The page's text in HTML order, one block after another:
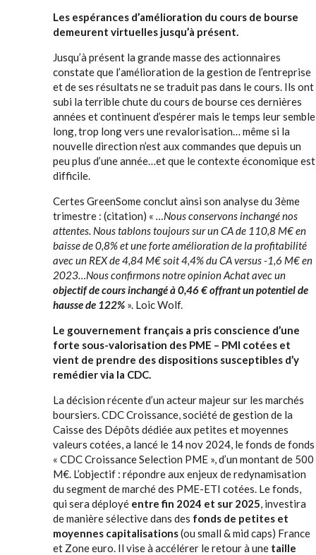
Les espérances d’amélioration du cours de bourse
demeurent virtuelles jusqu’à présent.
Jusqu’à présent la grande masse des actionnaires
constate que l’amélioration de la gestion de l’entreprise
et de ses résultats ne se traduit pas dans le cours. Ils ont
subi la terrible chute du cours de bourse ces dernières
années et continuent d’espérer mais le temps leur semble
long, trop long vers une revalorisation… même si la
nouvelle direction n’est aux commandes que depuis un
peu plus d’une année…et que le contexte économique est
difficile.
Certes GreenSome conclut ainsi son analyse du 3ème
trimestre : (citation) « …Nous conservons inchangé nos
attentes. Nous tablons toujours sur un CA de 110,8 M€ en
baisse de 0,8% et une forte amélioration de la profitabilité
avec un REX de 4,84 M€ soit 4,4% du CA versus -1,6 M€ en
2023…Nous confirmons notre opinion Achat avec un
objectif de cours inchangé à 0,46 € offrant un potentiel de
hausse de 122% ». Loic Wolf.
Le gouvernement français a pris conscience d’une
forte sous-valorisation des PME – PMI cotées et
vient de prendre des dispositions susceptibles d’y
remédier via la CDC.
La décision récente d’un acteur majeur sur les marchés
boursiers. CDC Croissance, société de gestion de la
Caisse des Dépôts dédiée aux petites et moyennes
valeurs cotées, a lancé le 14 nov 2024, le fonds de fonds
« CDC Croissance Selection PME », d’un montant de 500
M€. L’objectif : répondre aux enjeux de redynamisation
du segment de marché des PME-ETI cotées. Le fonds,
qui sera déployé entre fin 2024 et sur 2025, investira
de manière sélective dans des fonds de petites et
moyennes capitalisations(ou small & mid caps) France
et Zone euro. Il vise à accélérer le retour à une taille